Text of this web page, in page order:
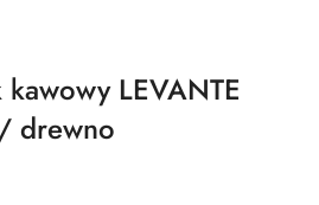
LEVANTE
drewno